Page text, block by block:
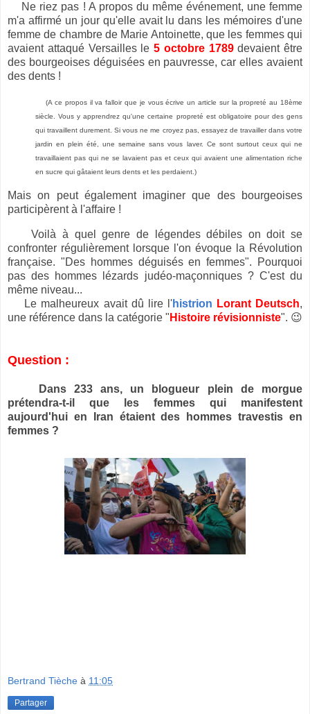
Ne riez pas ! A propos du même événement, une femme
m'a affirmé un jour qu'elle avait lu dans les mémoires d'une
femme de chambre de Marie Antoinette, que les femmes qui
avaient attaqué Versailles le 5 octobre 1789devaient être
des bourgeoises déguisées en pauvresse, car elles avaient
des dents !
(A ce propos il va falloir que je vous écrive un article sur la propreté au 18ème
siècle. Vous y apprendrez qu'une certaine propreté est obligatoire pour des gens
qui travaillent durement. Si vous ne me croyez pas, essayez de travailler dans votre
jardin en plein été, une semaine sans vous laver. Ce sont surtout ceux qui ne
travaillaient pas qui ne se lavaient pas et ceux qui avaient une alimentation riche
en sucre qui gâtaient leurs dents et les perdaient.)
Mais on peut également imaginer que des bourgeoises
participèrent à l'affaire !
Voilà à quel genre de légendes débiles on doit se
confronter régulièrement lorsque l'on évoque la Révolution
française. "Des hommes déguisés en femmes". Pourquoi
pas des hommes lézards judéo-maçonniques ? C'est du
même niveau...
Le malheureux avait dû lire l'histrion Lorant Deutsch,
une référence dans la catégorie " Histoire révisionniste". 😉
Question :
Dans 233 ans, un blogueur plein de morgue
prétendra-t-il que les femmes qui manifestent
aujourd'hui en Iran étaient des hommes travestis en
femmes ?
Bertrand Tièche à 11:05
Partager